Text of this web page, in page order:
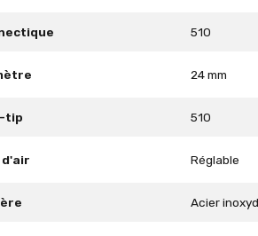
510
24 mm
tip 510
d'air Réglable
Acier